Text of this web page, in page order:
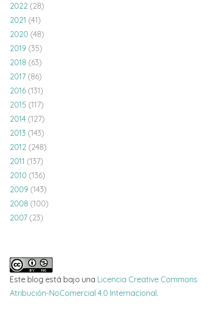
2022 (28)
2021 (41)
2020 (48)
2019 (35)
2018 (63)
2017 (86)
2016 (131)
2015 (117)
2014 (127)
2013 (143)
2012 (248)
2011 (137)
2010 (136)
2009 (143)
2008 (100)
2007 (23)
Este blog está bajo una Licencia Creative Commons
Atribución-NoComercial 4.0 Internacional.